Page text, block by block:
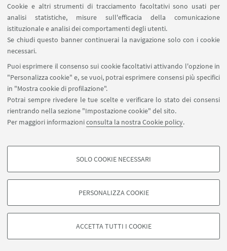
Cookie e altri strumenti di tracciamento facoltativi sono usati per
analisi statistiche, misure sull'efficacia della comunicazione
istituzionale e analisi dei comportamenti degli utenti.
Se chiudi questo banner continuerai la navigazione solo con i cookie
necessari.
Puoi esprimere il consenso sui cookie facoltativi attivando l'opzione in
"Personalizza cookie" e, se vuoi, potrai esprimere consensi più specifici
in "Mostra cookie di profilazione".
Potrai sempre rivedere le tue scelte e verificare lo stato dei consensi
rientrando nella sezione "Impostazione cookie" del sito.
Per maggiori informazioniconsulta la nostra Cookie policy.
COOKIE DI PROFILAZIONE - FACOLTATIVI
degli utenti, creare profili in base al loro comportamento sul sito, per analisi
di marketing.
Google/Youtube Video
SOLO COOKIE NECESSARI
PERSONALIZZA COOKIE
ACCETTA TUTTI I COOKIE
SEGUI IL DIPARTIMENTO SU:
SEGUI UNIBO SU:
APP:
©Copyright 2026 - ALMA MATER STUDIORUM - Università di
Bologna - Via Zamboni, 33 - 40126 Bologna - PI: 01131710376 - CF:
80007010376
Privacy
Note legali
Informazioni sul sito e accessibilità
Impostazioni Cookie